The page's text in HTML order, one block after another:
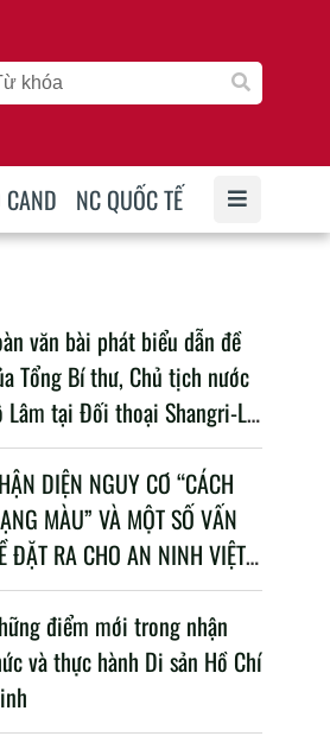
NC QUỐC TẾ
văn bài phát biểu dẫn đề
Tổng Bí thư, Chủ tịch nước
Lâm tại Đối thoại Shangri-La
thứ 23
DIỆN NGUY CƠ “CÁCH
MÀU” VÀ MỘT SỐ VẤN
ĐẶT RA CHO AN NINH VIỆT
TRONG BỐI CẢNH HIỆN
điểm mới trong nhận
và thực hành Di sản Hồ Chí